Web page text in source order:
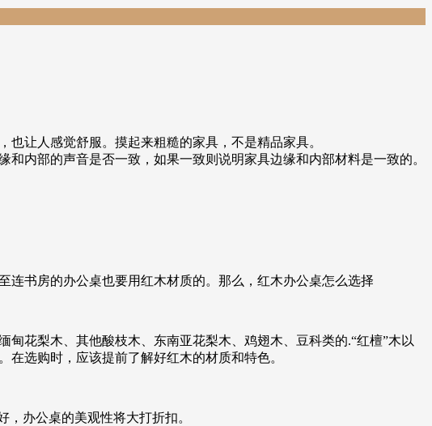
让人感觉舒服。摸起来粗糙的家具，不是精品家具。
内部的声音是否一致，如果一致则说明家具边缘和内部材料是一致的。
书房的办公桌也要用红木材质的。那么，红木办公桌怎么选择
花梨木、其他酸枝木、东南亚花梨木、鸡翅木、豆科类的.“红檀”木以
选购时，应该提前了解好红木的材质和特色。
办公桌的美观性将大打折扣。